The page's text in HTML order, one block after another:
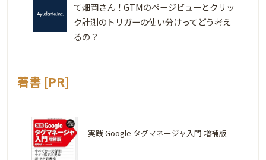
て畑岡さん！GTMのページビューとクリッ
ク計測のトリガーの使い分けってどう考え
るの？
著書 [PR]
実践 Google タグマネージャ入門 増補版